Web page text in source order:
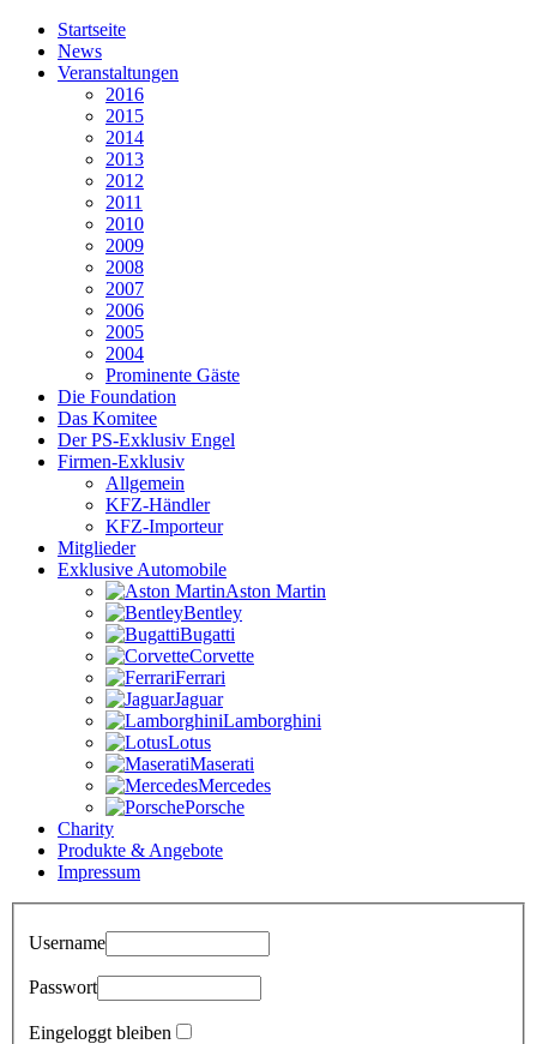
Startseite
News
Veranstaltungen
2016
2015
2014
2013
2012
2011
2010
2009
2008
2007
2006
2005
2004
Prominente Gäste
Die Foundation
Das Komitee
Der PS-Exklusiv Engel
Firmen-Exklusiv
Allgemein
KFZ-Händler
KFZ-Importeur
Mitglieder
Exklusive Automobile
Aston Martin
Bentley
Bugatti
Corvette
Ferrari
Jaguar
Lamborghini
Lotus
Maserati
Mercedes
Porsche
Charity
Produkte & Angebote
Impressum
Username
Passwort
Eingeloggt bleiben